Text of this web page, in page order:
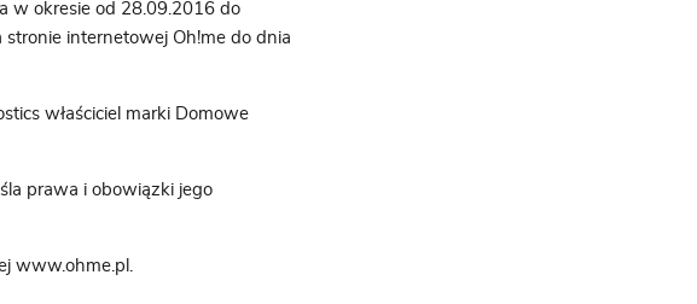
w okresie od 28.09.2016 do
internetowej Oh!me do dnia
właściciel marki Domowe
prawa i obowiązki jego
www.ohme.pl